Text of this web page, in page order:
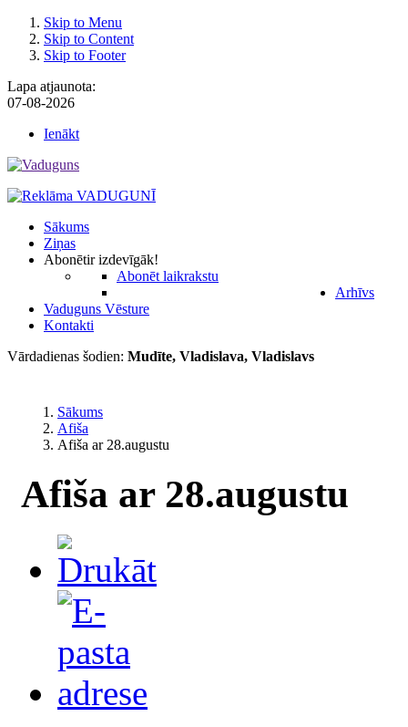
Skip to Menu
Skip to Content
Skip to Footer
Lapa atjaunota:
07-08-2026
Ienākt
Sākums
Ziņas
Abonētir izdevīgāk!
Abonēt laikrakstu
Arhīvs
Vaduguns Vēsture
Kontakti
Vārdadienas šodien: Mudīte, Vladislava, Vladislavs
Sākums
Afiša
Afiša ar 28.augustu
Afiša ar 28.augustu